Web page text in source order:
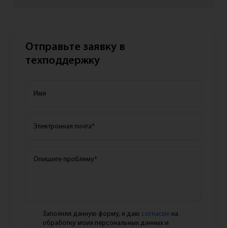
Отправьте заявку в
техподдержку
Заполняя данную форму, я даю согласие на
обработку моих персональных данных и